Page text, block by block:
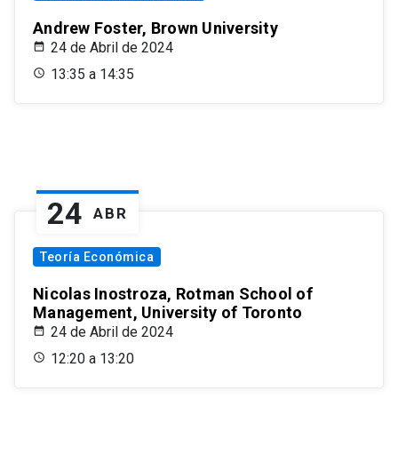
Andrew Foster, Brown University
24 de Abril de 2024
13:35 a 14:35
24 ABR
Teoría Económica
Nicolas Inostroza, Rotman School of
Management, University of Toronto
24 de Abril de 2024
12:20 a 13:20